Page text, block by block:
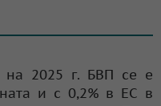
на 2025 г. БВП се е
и с 0,2% в ЕС в